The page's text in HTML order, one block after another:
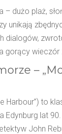
dużo plaż,
unikają
dialogów,
gorący wieczór
–
Harbour”) to
lat
John